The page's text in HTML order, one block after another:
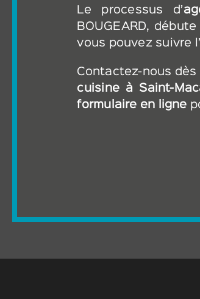
Le processus d’
BOUGEARD,
vous pouvez suivre
Contactez-nous
cuisine
à Saint-
formulaire en ligne